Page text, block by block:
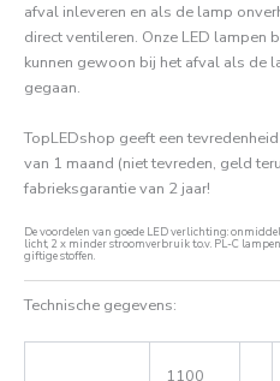
afval inleveren en als de lamp
direct ventileren. Onze LED lampen
kunnen gewoon bij het afval als de
gegaan.
TopLEDshop geeft een
van 1 maand (niet tevreden, geld
fabrieksgarantie van 2 jaar!
De voordelen van goede LED verlichting:
licht, 2 x minder stroomverbruik t.o.v. PL-C
giftige stoffen.
Technische gegevens:
1100